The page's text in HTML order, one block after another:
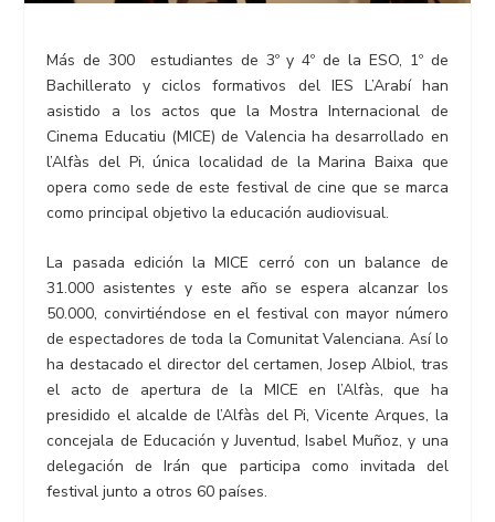
Más de 300 estudiantes de 3º y 4º de la ESO, 1º de
Bachillerato y ciclos formativos del IES L’Arabí han
asistido a los actos que la Mostra Internacional de
Cinema Educatiu (MICE) de Valencia ha desarrollado en
l’Alfàs del Pi, única localidad de la Marina Baixa que
opera como sede de este festival de cine que se marca
como principal objetivo la educación audiovisual.
La pasada edición la MICE cerró con un balance de
31.000 asistentes y este año se espera alcanzar los
50.000, convirtiéndose en el festival con mayor número
de espectadores de toda la Comunitat Valenciana. Así lo
ha destacado el director del certamen, Josep Albiol, tras
el acto de apertura de la MICE en l’Alfàs, que ha
presidido el alcalde de l’Alfàs del Pi, Vicente Arques, la
concejala de Educación y Juventud, Isabel Muñoz, y una
delegación de Irán que participa como invitada del
festival junto a otros 60 países.